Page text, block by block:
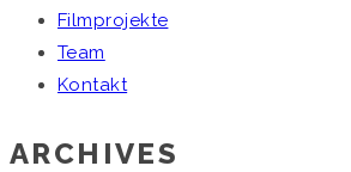
Filmprojekte
Team
Kontakt
ARCHIVES